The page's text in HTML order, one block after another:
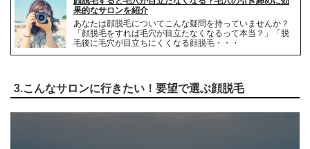
果的なサロンを紹介
あなたは顔脱毛についてこんな疑問を持っていませんか？
「顔脱毛をすれば毛穴が目立たなくなるって本当？」「脱
毛後に毛穴が目立ちにくくなる顔脱毛・・・
3.こんなサロンに行きたい！要望で選ぶ顔脱毛